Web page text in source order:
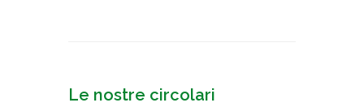
Le nostre circolari